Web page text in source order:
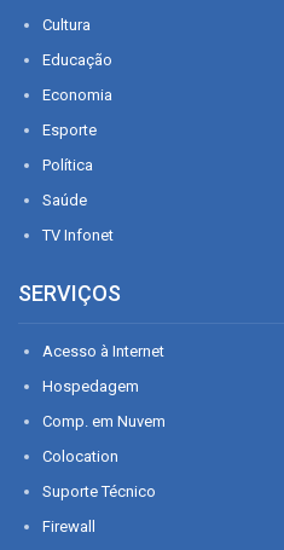
Cultura
Educação
Economia
Esporte
Política
Saúde
TV Infonet
SERVIÇOS
Acesso à Internet
Hospedagem
Comp. em Nuvem
Colocation
Suporte Técnico
Firewall